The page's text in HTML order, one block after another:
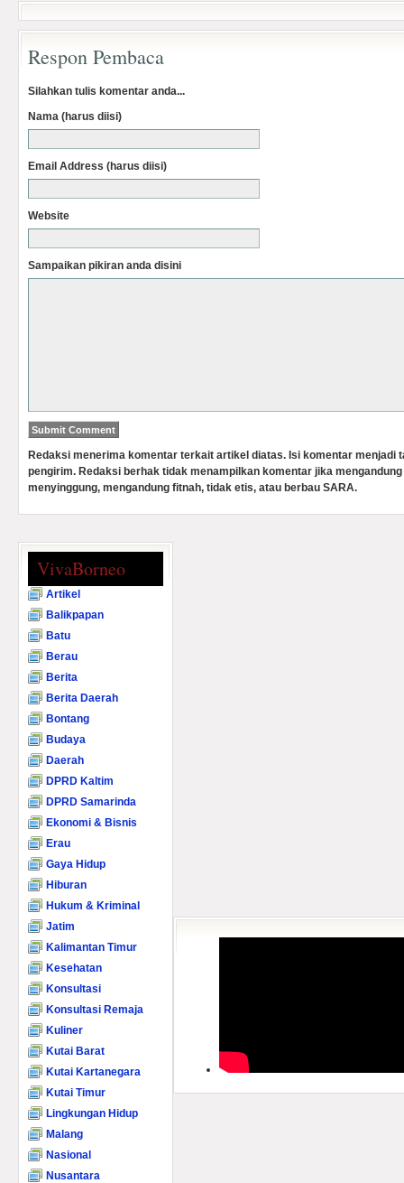
Respon Pembaca
Silahkan tulis komentar anda...
Nama (harus diisi)
Email Address (harus diisi)
Website
Sampaikan pikiran anda disini
Redaksi menerima komentar terkait artikel diatas. Isi komentar menjadi
pengirim. Redaksi berhak tidak menampilkan komentar jika
menyinggung, mengandung fitnah, tidak etis, atau berbau SARA.
VivaBorneo
Artikel
Balikpapan
Batu
Berau
Berita
Berita Daerah
Bontang
Budaya
Daerah
DPRD Kaltim
DPRD Samarinda
Ekonomi & Bisnis
Erau
Gaya Hidup
Hiburan
Hukum & Kriminal
Jatim
Kalimantan Timur
Kesehatan
Konsultasi
Konsultasi Remaja
Kuliner
Kutai Barat
Kutai Kartanegara
Kutai Timur
Lingkungan Hidup
Malang
Nasional
Nusantara